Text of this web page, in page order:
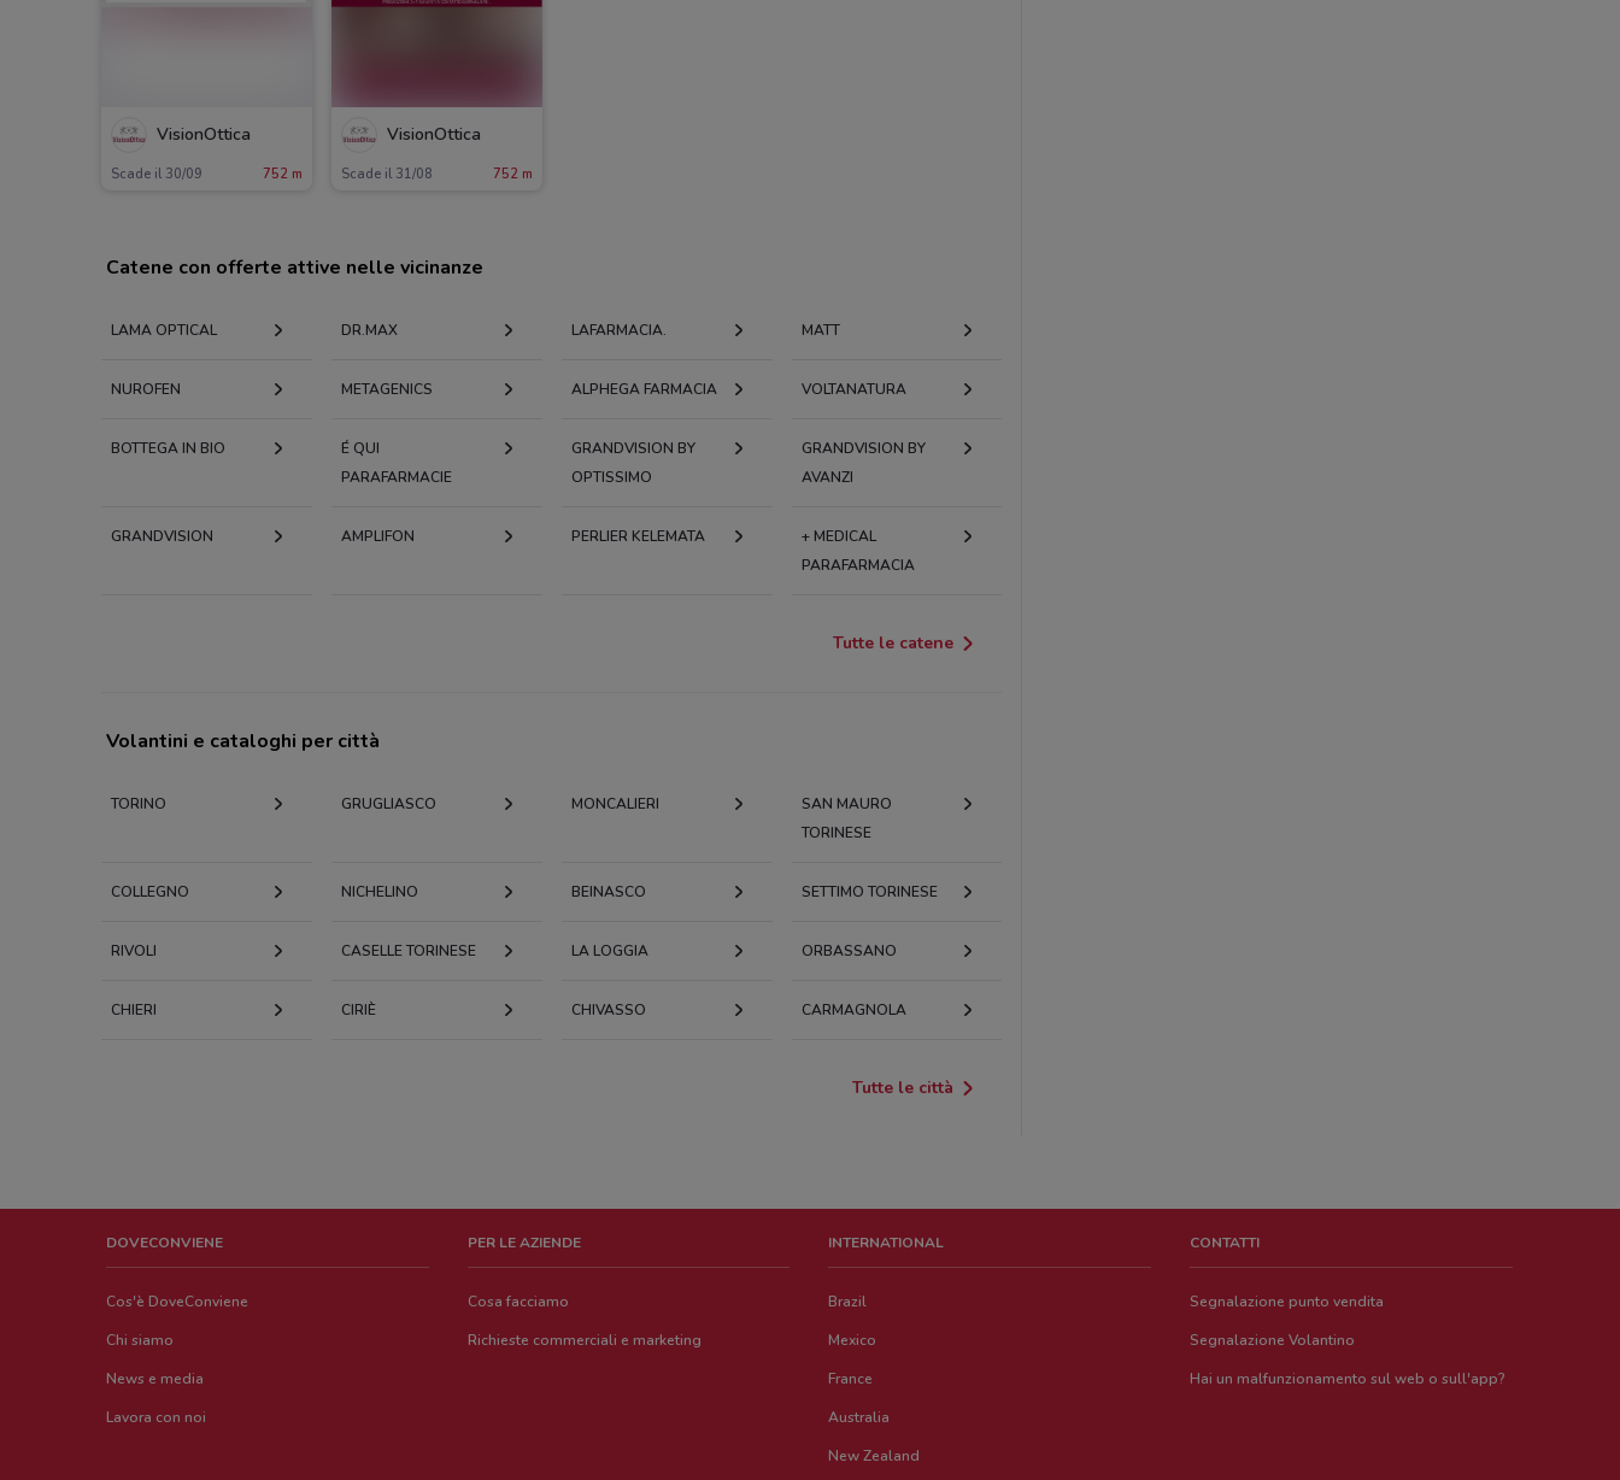
VisionOttica
Scade il 30/09 752 m
VisionOttica
Scade il 31/08 752 m
Catene con offerte attive nelle vicinanze
LAMA OPTICAL DR.MAX LAFARMACIA. MATT
NUROFEN METAGENICS ALPHEGA FARMACIA VOLTANATURA
BOTTEGA IN BIO
É QUI
PARAFARMACIE
GRANDVISION BY
OPTISSIMO
GRANDVISION BY
AVANZI
GRANDVISION AMPLIFON PERLIER KELEMATA
+ MEDICAL
PARAFARMACIA
Tutte le catene
Volantini e cataloghi per città
TORINO GRUGLIASCO MONCALIERI
SAN MAURO
TORINESE
COLLEGNO NICHELINO BEINASCO SETTIMO TORINESE
RIVOLI CASELLE TORINESE LA LOGGIA ORBASSANO
CHIERI CIRIÈ CHIVASSO CARMAGNOLA
Tutte le città
DOVECONVIENE
Cos'è DoveConviene
Chi siamo
News e media
Lavora con noi
PER LE AZIENDE
Cosa facciamo
Richieste commerciali e marketing
INTERNATIONAL
Brazil
Mexico
France
Australia
New Zealand
CONTATTI
Segnalazione punto vendita
Segnalazione Volantino
Hai un malfunzionamento sul web o sull'app?